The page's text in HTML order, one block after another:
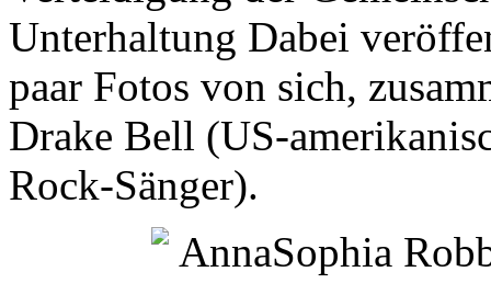
Unterhaltung Dabei
paar Fotos von sich,
Drake Bell (US-
Rock-Sänger).